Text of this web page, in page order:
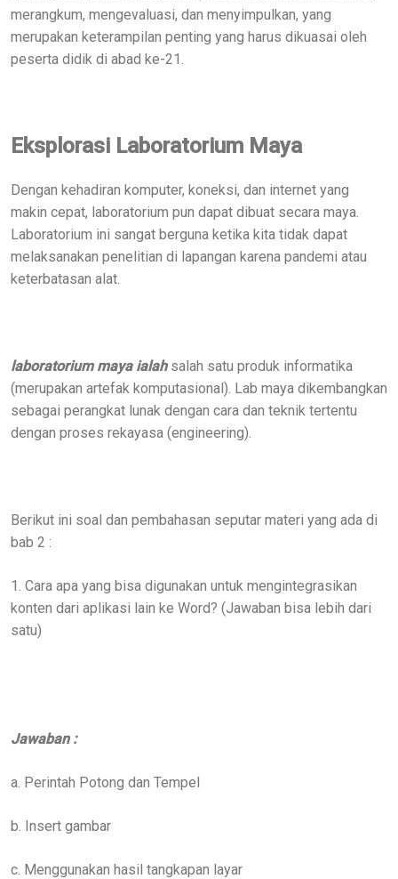
merangkum, mengevaluasi, dan menyimpulkan, yang
merupakan keterampilan penting yang harus dikuasai oleh
peserta didik di abad ke-21.
Eksplorasi Laboratorium Maya
Dengan kehadiran komputer, koneksi, dan internet yang
makin cepat, laboratorium pun dapat dibuat secara maya.
Laboratorium ini sangat berguna ketika kita tidak dapat
melaksanakan penelitian di lapangan karena pandemi atau
keterbatasan alat.
laboratorium maya ialahsalah satu produk informatika
(merupakan artefak komputasional). Lab maya dikembangkan
sebagai perangkat lunak dengan cara dan teknik tertentu
dengan proses rekayasa (engineering).
Berikut ini soal dan pembahasan seputar materi yang ada di
bab 2 :
1. Cara apa yang bisa digunakan untuk mengintegrasikan
konten dari aplikasi lain ke Word? (Jawaban bisa lebih dari
satu)
Jawaban :
a. Perintah Potong dan Tempel
b. Insert gambar
c. Menggunakan hasil tangkapan layar